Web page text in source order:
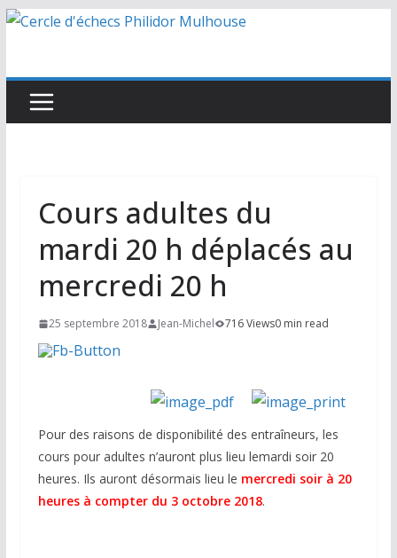
Passer
Cours adultes du
mardi 20 h déplacés au
mercredi 20 h
25 septembre 2018 Jean-Michel 716 Views0 min read
Pour des raisons de disponibilité des entraîneurs, les
cours pour adultes n’auront plus lieu lemardi soir 20
heures. Ils auront désormais lieu le mercredi soir à 20
heures à compter du 3 octobre 2018.